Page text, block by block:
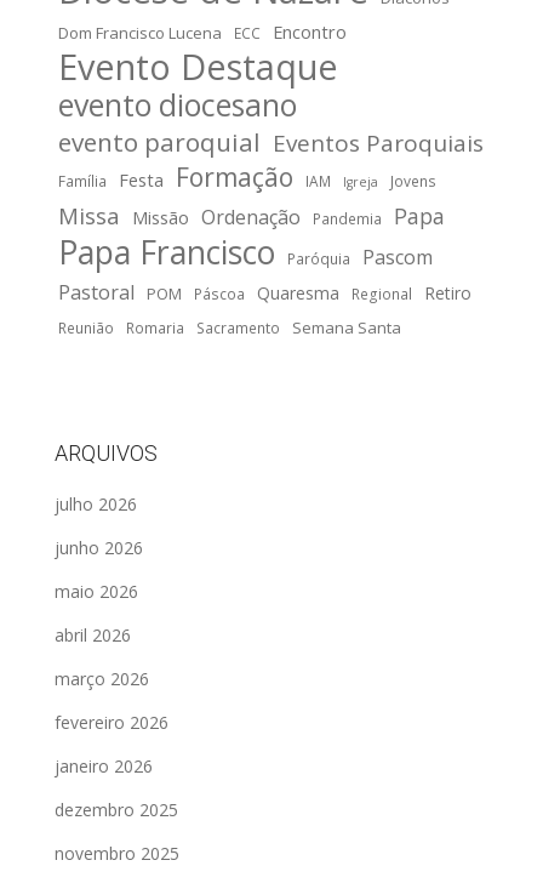
Dom Francisco Lucena
ECC Encontro
Evento Destaque
evento diocesano
evento paroquial Eventos Paroquiais
Família Festa Formação IAM Igreja Jovens
Missa Missão Ordenação Pandemia Papa
Papa Francisco Paróquia
Pascom
Pastoral
POM Páscoa Quaresma Regional Retiro
Reunião Romaria Sacramento Semana Santa
ARQUIVOS
julho 2026
junho 2026
maio 2026
abril 2026
março 2026
fevereiro 2026
janeiro 2026
dezembro 2025
novembro 2025